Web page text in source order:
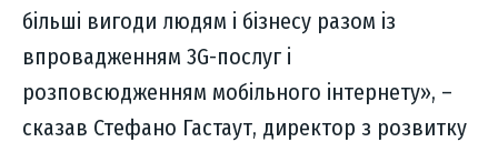
більші вигоди людям і бізнесу разом із
впровадженням 3G-послуг і
розповсюдженням мобільного інтернету», –
сказав Стефано Гастаут, директор з розвитку